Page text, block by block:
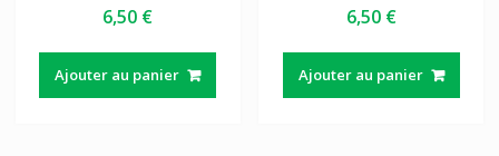
6,50 €
Ajouter au panier
6,50 €
Ajouter au panier